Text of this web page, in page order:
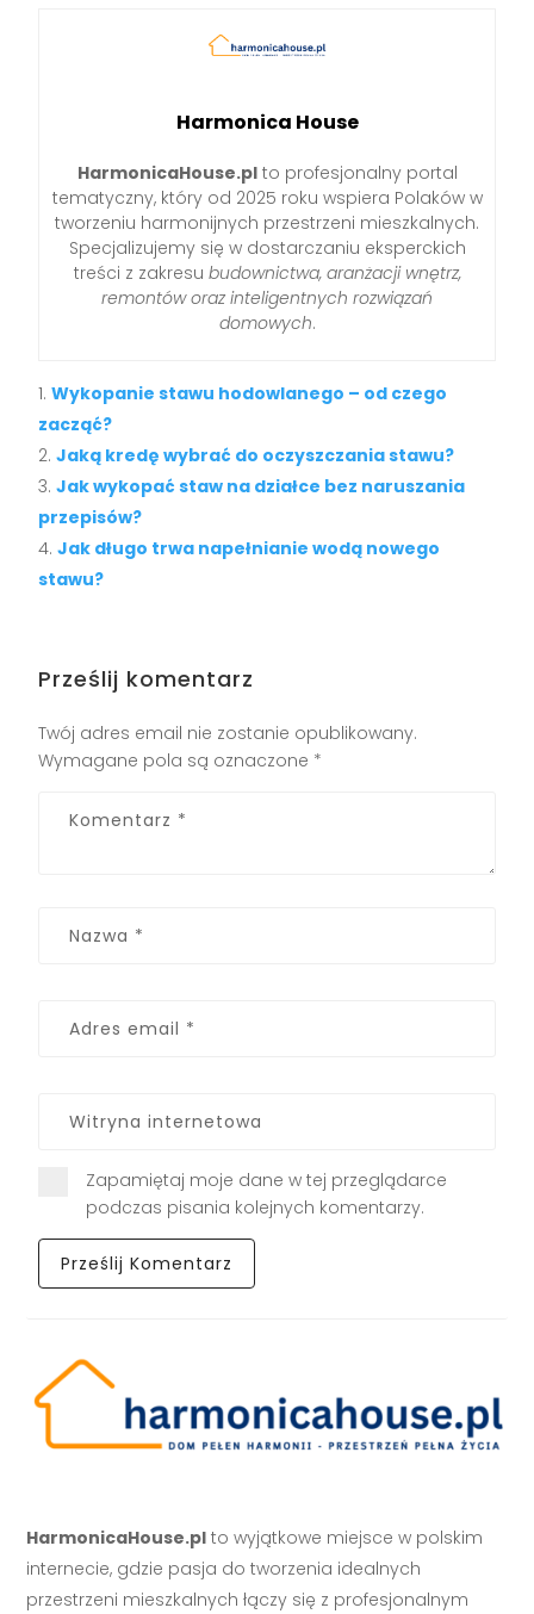
Harmonica House
HarmonicaHouse.plto profesjonalny portal
tematyczny, który od 2025 roku wspiera Polaków w
tworzeniu harmonijnych przestrzeni mieszkalnych.
Specjalizujemy się w dostarczaniu eksperckich
treści z zakresu budownictwa, aranżacji wnętrz,
remontów oraz inteligentnych rozwiązań
domowych.
Wykopanie stawu hodowlanego – od czego
zacząć?
Jaką kredę wybrać do oczyszczania stawu?
Jak wykopać staw na działce bez naruszania
przepisów?
Jak długo trwa napełnianie wodą nowego
stawu?
Prześlij komentarz
Twój adres email nie zostanie opublikowany.
Wymagane pola są oznaczone *
Zapamiętaj moje dane w tej przeglądarce
podczas pisania kolejnych komentarzy.
HarmonicaHouse.pl to wyjątkowe miejsce w polskim
internecie, gdzie pasja do tworzenia idealnych
przestrzeni mieszkalnych łączy się z profesjonalnym